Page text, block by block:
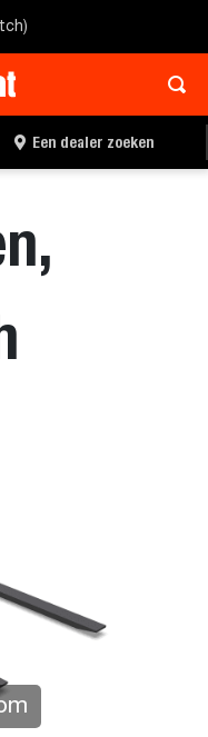
Een dealer zoeken
DEALER ZOEKEN